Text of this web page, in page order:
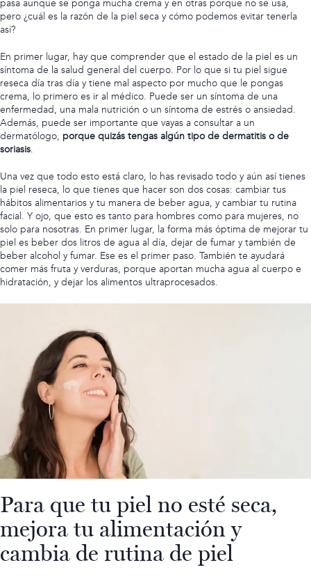
pasa aunque se ponga mucha crema y en otras porque no se usa,
pero ¿cuál es la razón de la piel seca y cómo podemos evitar tenerla
así?
En primer lugar, hay que comprender que el estado de la piel es un
síntoma de la salud general del cuerpo. Por lo que si tu piel sigue
reseca día tras día y tiene mal aspecto por mucho que le pongas
crema, lo primero es ir al médico. Puede ser un síntoma de una
enfermedad, una mala nutrición o un síntoma de estrés o ansiedad.
Además, puede ser importante que vayas a consultar a un
dermatólogo, porque quizás tengas algún tipo de dermatitis o de
soriasis.
Una vez que todo esto está claro, lo has revisado todo y aún así tienes
la piel reseca, lo que tienes que hacer son dos cosas: cambiar tus
hábitos alimentarios y tu manera de beber agua, y cambiar tu rutina
facial. Y ojo, que esto es tanto para hombres como para mujeres, no
solo para nosotras. En primer lugar, la forma más óptima de mejorar tu
piel es beber dos litros de agua al día, dejar de fumar y también de
beber alcohol y fumar. Ese es el primer paso. También te ayudará
comer más fruta y verduras, porque aportan mucha agua al cuerpo e
hidratación, y dejar los alimentos ultraprocesados.
Para que tu piel no esté seca,
mejora tu alimentación y
cambia de rutina de piel